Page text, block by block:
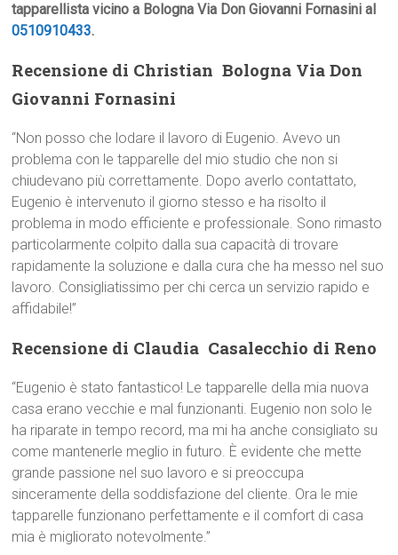
tapparellista vicino a Bologna Via Don Giovanni Fornasini al
0510910433.
Recensione di Christian  Bologna Via Don
Giovanni Fornasini
“Non posso che lodare il lavoro di Eugenio. Avevo un
problema con le tapparelle del mio studio che non si
chiudevano più correttamente. Dopo averlo contattato,
Eugenio è intervenuto il giorno stesso e ha risolto il
problema in modo efficiente e professionale. Sono rimasto
particolarmente colpito dalla sua capacità di trovare
rapidamente la soluzione e dalla cura che ha messo nel suo
lavoro. Consigliatissimo per chi cerca un servizio rapido e
affidabile!”
Recensione di Claudia  Casalecchio di Reno
“Eugenio è stato fantastico! Le tapparelle della mia nuova
casa erano vecchie e mal funzionanti. Eugenio non solo le
ha riparate in tempo record, ma mi ha anche consigliato su
come mantenerle meglio in futuro. È evidente che mette
grande passione nel suo lavoro e si preoccupa
sinceramente della soddisfazione del cliente. Ora le mie
tapparelle funzionano perfettamente e il comfort di casa
mia è migliorato notevolmente.”